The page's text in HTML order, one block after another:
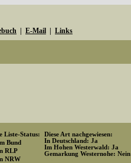
E-Mail Links
Liste-Status:
Bund
RLP
NRW
Diese Art nachgewiesen:
In Deutschland: Ja
Im Hohen Westerwald: Ja
Gemarkung Westernohe: Nein